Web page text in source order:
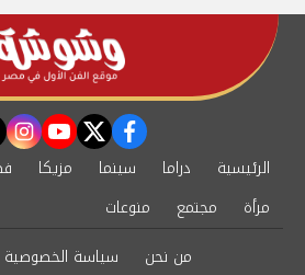
facebook
twitter
الرئيسية دراما سينما مزيكا
مرأة
مجتمع
منوعات
من نحن
سياسة الخصوصية